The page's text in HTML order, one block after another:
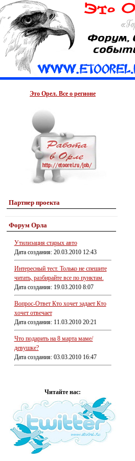
Это Орел. Все о регионе
Партнер проекта
Форум Орла
Утилизация старых авто
Дата создания: 20.03.2010 12:43
Интересный тест. Только не спешите
читать, разбирайте все по пунктам.
Дата создания: 19.03.2010 8:07
Вопрос-Ответ Кто хочет задает Кто
хочет отвечает
Дата создания: 11.03.2010 20:21
Что подарить на 8 марта маме/
девушке?
Дата создания: 03.03.2010 16:47
Читайте нас: